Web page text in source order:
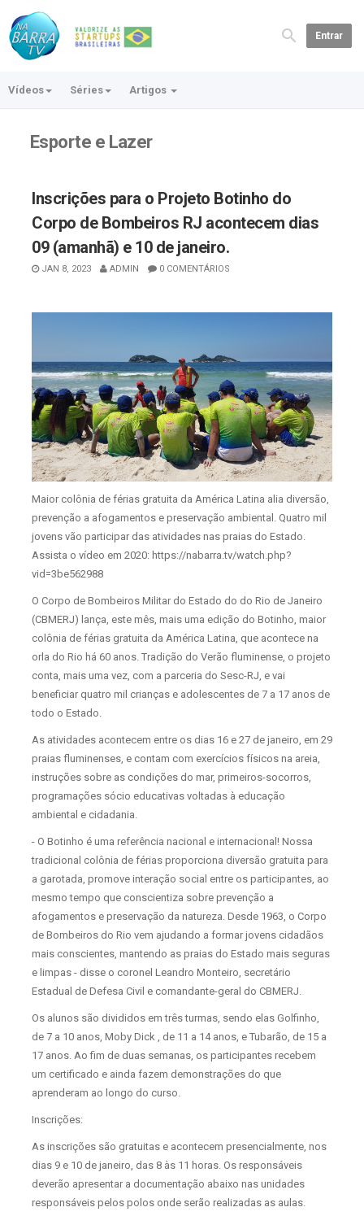
Entrar
Vídeos Séries Artigos
Esporte e Lazer
Inscrições para o Projeto Botinho do
Corpo de Bombeiros RJ acontecem dias
09 (amanhã) e 10 de janeiro.
JAN 8, 2023 ADMIN 0 COMENTÁRIOS
Maior colônia de férias gratuita da América Latina alia diversão,
prevenção a afogamentos e preservação ambiental. Quatro mil
jovens vão participar das atividades nas praias do Estado.
Assista o vídeo em 2020: https://nabarra.tv/watch.php?
vid=3be562988
O Corpo de Bombeiros Militar do Estado do do Rio de Janeiro
(CBMERJ) lança, este mês, mais uma edição do Botinho, maior
colônia de férias gratuita da América Latina, que acontece na
orla do Rio há 60 anos. Tradição do Verão fluminense, o projeto
conta, mais uma vez, com a parceria do Sesc-RJ, e vai
beneficiar quatro mil crianças e adolescentes de 7 a 17 anos de
todo o Estado.
As atividades acontecem entre os dias 16 e 27 de janeiro, em 29
praias fluminenses, e contam com exercícios físicos na areia,
instruções sobre as condições do mar, primeiros-socorros,
programações sócio educativas voltadas à educação
ambiental e cidadania.
- O Botinho é uma referência nacional e internacional! Nossa
tradicional colônia de férias proporciona diversão gratuita para
a garotada, promove interação social entre os participantes, ao
mesmo tempo que conscientiza sobre prevenção a
afogamentos e preservação da natureza. Desde 1963, o Corpo
de Bombeiros do Rio vem ajudando a formar jovens cidadãos
mais conscientes, mantendo as praias do Estado mais seguras
e limpas - disse o coronel Leandro Monteiro, secretário
Estadual de Defesa Civil e comandante-geral do CBMERJ.
Os alunos são divididos em três turmas, sendo elas Golfinho,
de 7 a 10 anos, Moby Dick , de 11 a 14 anos, e Tubarão, de 15 a
17 anos. Ao fim de duas semanas, os participantes recebem
um certificado e ainda fazem demonstrações do que
aprenderam ao longo do curso.
Inscrições:
As inscrições são gratuitas e acontecem presencialmente, nos
dias 9 e 10 de janeiro, das 8 às 11 horas. Os responsáveis
deverão apresentar a documentação abaixo nas unidades
responsáveis pelos polos onde serão realizadas as aulas.